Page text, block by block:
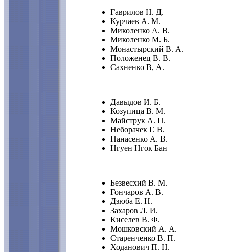
Гаврилов Н. Д.
Курчаев А. М.
Миколенко А. В.
Миколенко М. Б.
Монастырский В. А.
Положенец В. В.
Сахненко В, А.
Давыдов И. Б.
Козупица В. М.
Майструк А. П.
Неборачек Г. В.
Панасенко А. В.
Нгуен Нгок Бан
Безвесхий В. М.
Гончаров А. В.
Дзюба Е. Н.
Захаров Л. И.
Киселев В. Ф.
Мошковский А. А.
Старенченко В. П.
Ходанович П. Н.